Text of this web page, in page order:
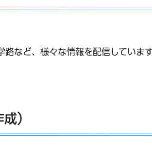
など、様々な情報を配信していま
）